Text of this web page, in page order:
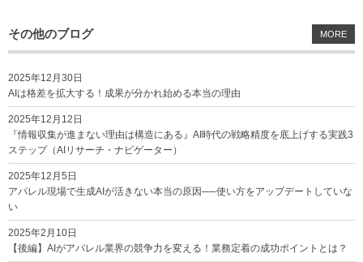
その他のブログ
2025年12月30日
AIは格差を拡大する！成果が分かれ始める本当の理由
2025年12月12日
『情報収集が進まない理由は構造にある』AI時代の戦略精度を底上げする実践3
ステップ（AIリサーチ・ナビゲーター）
2025年12月5日
アパレル現場で生成AIが活きない本当の原因──使い方をアップデートしていな
い
2025年2月10日
【後編】AIがアパレル業界の競争力を変える！業務定着の成功ポイントとは？
MORE